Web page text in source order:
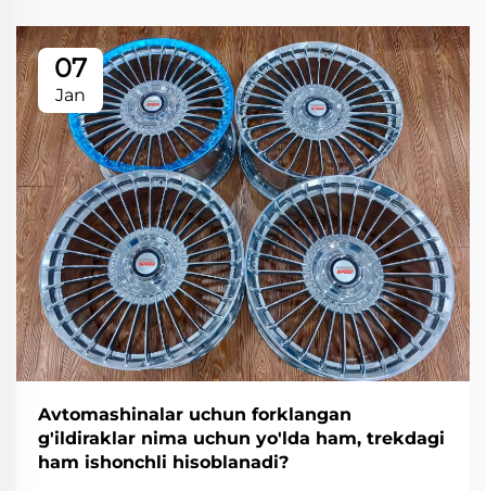
07
Jan
Avtomashinalar uchun forklangan
g'ildiraklar nima uchun yo'lda ham, trekdagi
ham ishonchli hisoblanadi?